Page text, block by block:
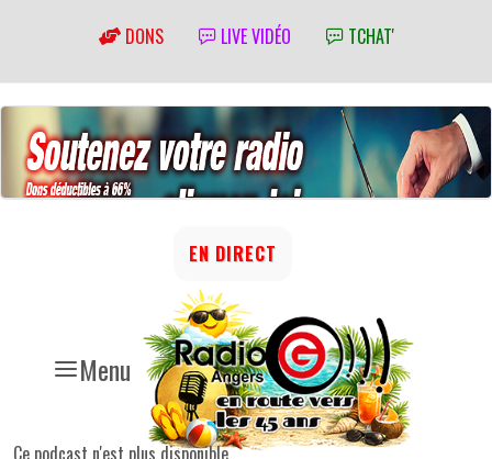
DONS LIVE VIDÉO TCHAT'
Menu
EN DIRECT
Ce podcast n'est plus disponible.